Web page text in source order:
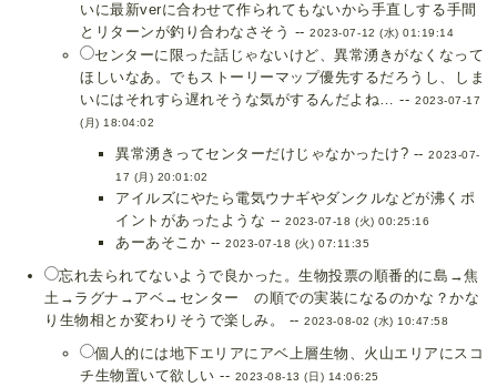
いに最新verに合わせて作られてもないから手直しする手間
とリターンが釣り合わなさそう --2023-07-12 (水) 01:19:14
センターに限った話じゃないけど、異常湧きがなくなって
ほしいなあ。でもストーリーマップ優先するだろうし、しま
いにはそれすら遅れそうな気がするんだよね… --2023-07-17
(月) 18:04:02
異常湧きってセンターだけじゃなかったけ? --2023-07-
17 (月) 20:01:02
アイルズにやたら電気ウナギやダンクルなどが沸くポ
イントがあったような --2023-07-18 (火) 00:25:16
あーあそこか --2023-07-18 (火) 07:11:35
忘れ去られてないようで良かった。生物投票の順番的に島→焦
土→ラグナ→アベ→センター の順での実装になるのかな？かな
り生物相とか変わりそうで楽しみ。 --2023-08-02 (水) 10:47:58
個人的には地下エリアにアベ上層生物、火山エリアにスコ
チ生物置いて欲しい -- 2023-08-13 (日) 14:06:25